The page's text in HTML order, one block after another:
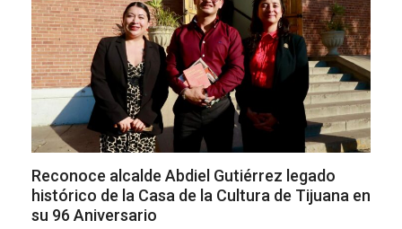
Reconoce alcalde Abdiel Gutiérrez legado
histórico de la Casa de la Cultura de Tijuana en
su 96 Aniversario